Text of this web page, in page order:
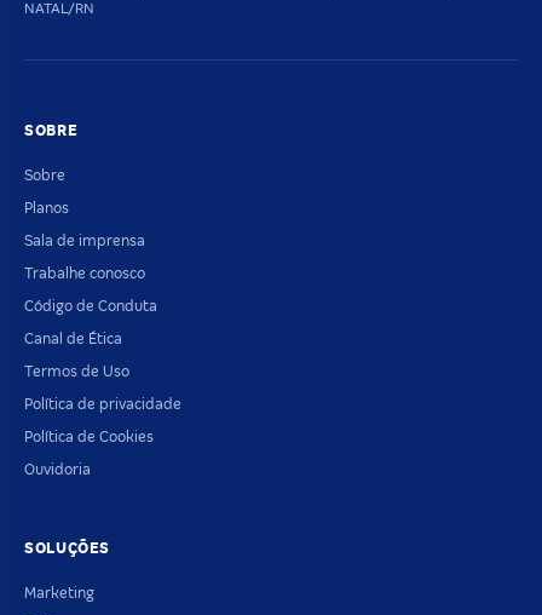
NATAL/RN
SOBRE
Sobre
Planos
Sala de imprensa
Trabalhe conosco
Código de Conduta
Canal de Ética
Termos de Uso
Política de privacidade
Política de Cookies
Ouvidoria
SOLUÇÕES
Marketing